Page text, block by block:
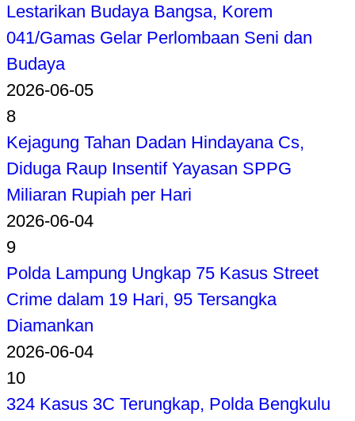
Lestarikan Budaya Bangsa, Korem
041/Gamas Gelar Perlombaan Seni dan
Budaya
2026-06-05
8
Kejagung Tahan Dadan Hindayana Cs,
Diduga Raup Insentif Yayasan SPPG
Miliaran Rupiah per Hari
2026-06-04
9
Polda Lampung Ungkap 75 Kasus Street
Crime dalam 19 Hari, 95 Tersangka
Diamankan
2026-06-04
10
324 Kasus 3C Terungkap, Polda Bengkulu